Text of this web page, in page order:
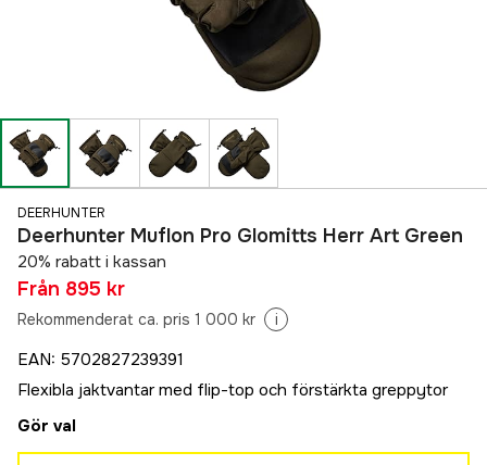
DEERHUNTER
Deerhunter Muflon Pro Glomitts Herr Art Green
20% rabatt i kassan
Från 895 kr
Rekommenderat ca. pris 1 000 kr i
EAN: 5702827239391
Flexibla jaktvantar med flip-top och förstärkta greppytor
Gör val